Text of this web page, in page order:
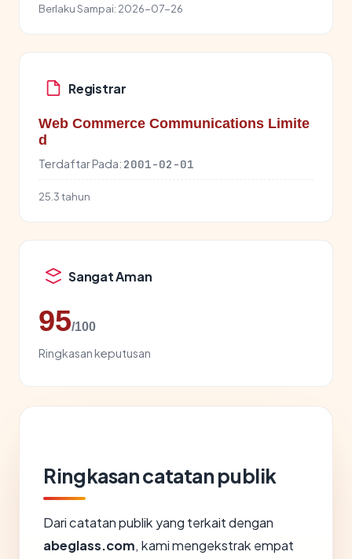
Berlaku Sampai: 2026-07-26
Registrar
Web Commerce Communications Limite
d
Terdaftar Pada: 2001-02-01
25.3 tahun
Sangat Aman
95/100
Ringkasan keputusan
Ringkasan catatan publik
Dari catatan publik yang terkait dengan
abeglass.com, kami mengekstrak empat